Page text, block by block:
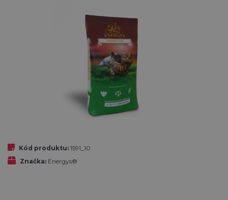
Kód produktu: 1591_10
Značka: Energys®